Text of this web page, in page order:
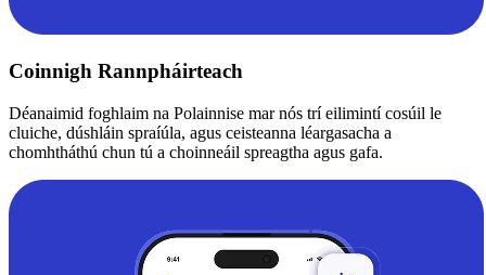
Coinnigh Rannpháirteach
Déanaimid foghlaim na Polainnise mar nós trí eilimintí cosúil le
cluiche, dúshláin spraíúla, agus ceisteanna léargasacha a
chomhtháthú chun tú a choinneáil spreagtha agus gafa.